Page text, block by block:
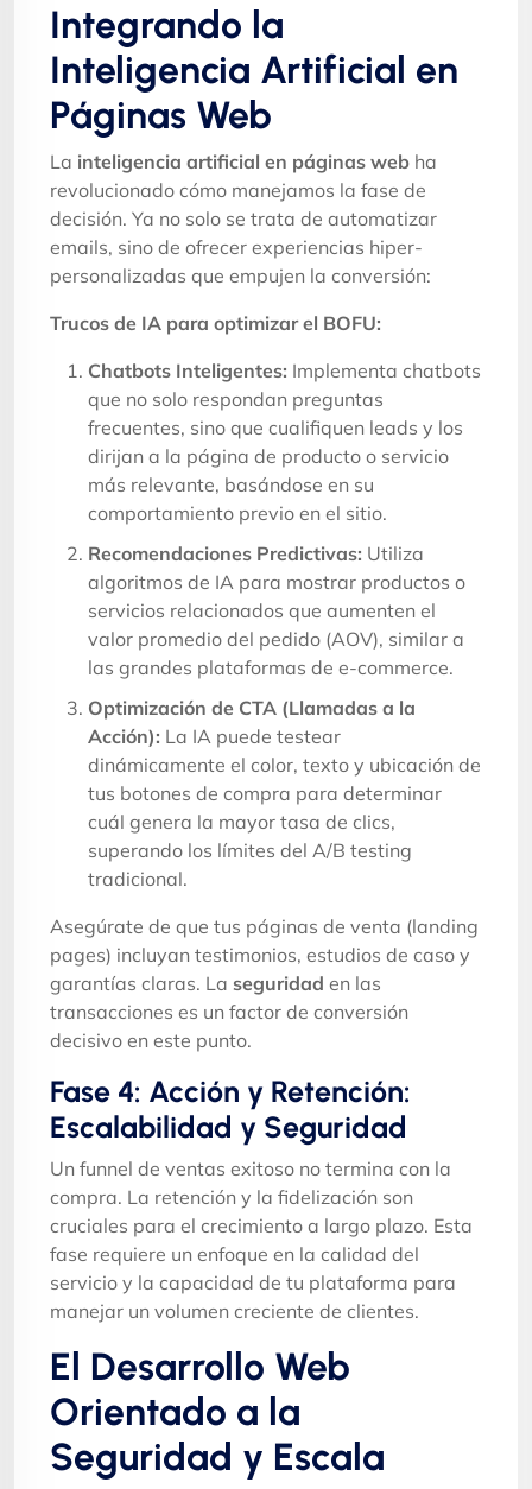
Integrando la
Inteligencia Artificial en
Páginas Web
La inteligencia artificial en páginas web ha
revolucionado cómo manejamos la fase de
decisión. Ya no solo se trata de automatizar
emails, sino de ofrecer experiencias hiper-
personalizadas que empujen la conversión:
Trucos de IA para optimizar el BOFU:
Chatbots Inteligentes: Implementa chatbots
que no solo respondan preguntas
frecuentes, sino que cualifiquen leads y los
dirijan a la página de producto o servicio
más relevante, basándose en su
comportamiento previo en el sitio.
Recomendaciones Predictivas: Utiliza
algoritmos de IA para mostrar productos o
servicios relacionados que aumenten el
valor promedio del pedido (AOV), similar a
las grandes plataformas de e-commerce.
Optimización de CTA (Llamadas a la
Acción): La IA puede testear
dinámicamente el color, texto y ubicación de
tus botones de compra para determinar
cuál genera la mayor tasa de clics,
superando los límites del A/B testing
tradicional.
Asegúrate de que tus páginas de venta (landing
pages) incluyan testimonios, estudios de caso y
garantías claras. La seguridad en las
transacciones es un factor de conversión
decisivo en este punto.
Fase 4: Acción y Retención:
Escalabilidad y Seguridad
Un funnel de ventas exitoso no termina con la
compra. La retención y la fidelización son
cruciales para el crecimiento a largo plazo. Esta
fase requiere un enfoque en la calidad del
servicio y la capacidad de tu plataforma para
manejar un volumen creciente de clientes.
El Desarrollo Web
Orientado a la
Seguridad y Escala